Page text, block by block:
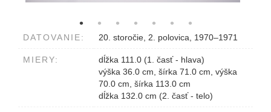
DATOVANIE: 20. storočie, 2. polovica, 1970–1971
MIERY:
dĺžka 111.0 (1. časť - hlava)
výška 36.0 cm, šírka 71.0 cm, výška
70.0 cm, šírka 113.0 cm
dĺžka 132.0 cm (2. časť - telo)